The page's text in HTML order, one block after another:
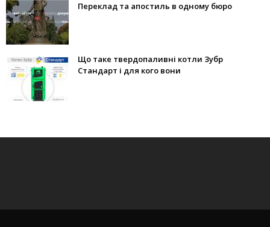
Переклад та апостиль в одному бюро
Що таке твердопаливні котли Зубр
Стандарт і для кого вони